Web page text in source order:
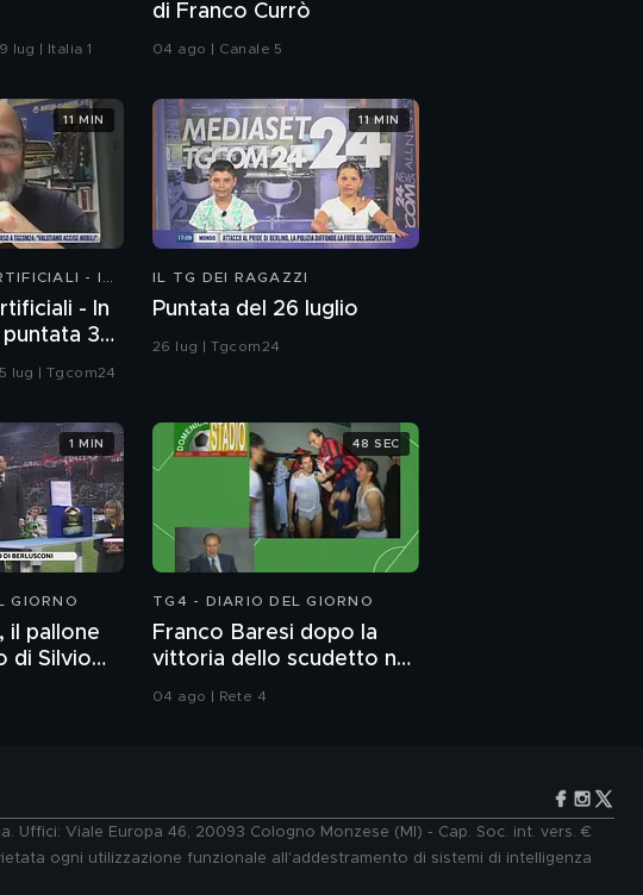
lug | Italia 1
di Franco Currò
04 ago | Canale 5
- IN
- In
35:
lug | Tgcom24
11 MIN
IL TG DEI RAGAZZI
Puntata del 26 luglio
26 lug | Tgcom24
11 MIN
GIORNO
il pallone
di Silvio
1 MIN
TG4 - DIARIO DEL GIORNO
Franco Baresi dopo la
vittoria dello scudetto nel
04 ago | Rete 4
48 SEC
Uffici: Viale Europa 46, 20093 Cologno Monzese (MI) - Cap. Soc. int. vers. €
ogni utilizzazione funzionale all'addestramento di sistemi di intelligenza